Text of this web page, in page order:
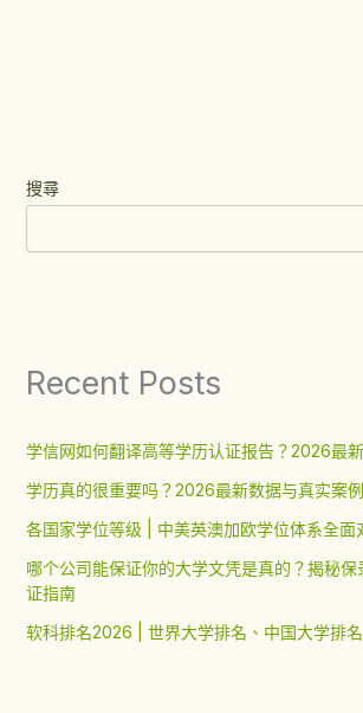
搜尋
Recent Posts
学信网如何翻译高等学历认证报告？2026最
学历真的很重要吗？2026最新数据与真实案
各国家学位等级 | 中美英澳加欧学位体系全面
哪个公司能保证你的大学文凭是真的？揭秘
证指南
软科排名2026 | 世界大学排名、中国大学排